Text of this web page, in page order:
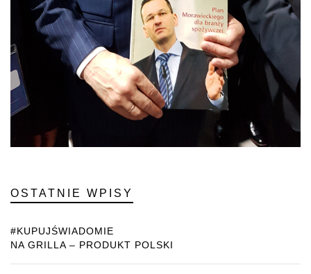
OSTATNIE WPISY
#KUPUJŚWIADOMIE
NA GRILLA – PRODUKT POLSKI